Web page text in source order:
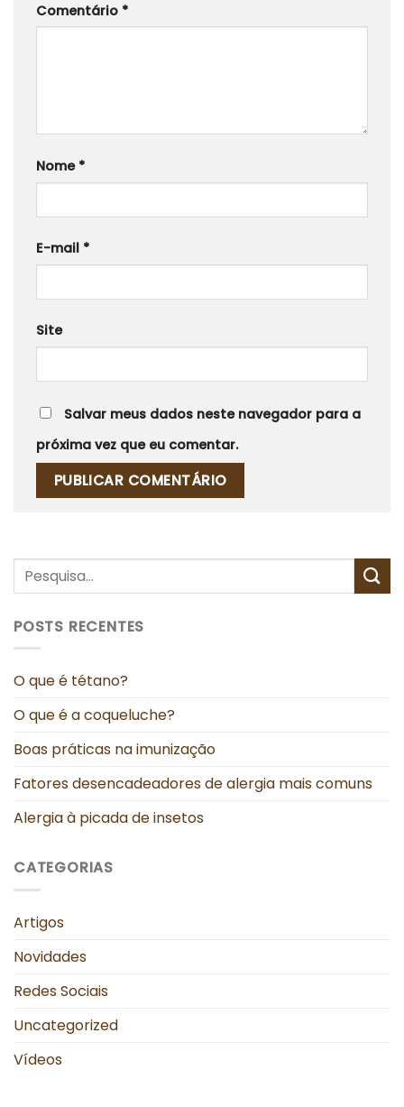
Comentário *
Nome *
E-mail *
Site
Salvar meus dados neste navegador para a
próxima vez que eu comentar.
POSTS RECENTES
O que é tétano?
O que é a coqueluche?
Boas práticas na imunização
Fatores desencadeadores de alergia mais comuns
Alergia à picada de insetos
CATEGORIAS
Artigos
Novidades
Redes Sociais
Uncategorized
Vídeos